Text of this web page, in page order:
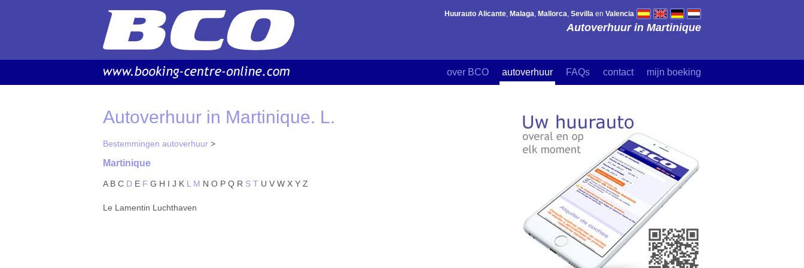
Autoverhuur in Martinique. L.
Bestemmingen autoverhuur >
Martinique
A B C D E F G H I J K L M N O P Q R S T U V W X Y Z
Le Lamentin Luchthaven
Autoverhuur in Martinique
Huurauto Alicante, Malaga, Mallorca, Sevilla en Valencia
over BCO autoverhuur FAQs contact mijn boeking